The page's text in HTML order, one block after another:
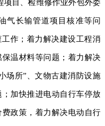
项目、检维修作业外包外委
气长输管道项目核准等问
作；着力解决建设工程消
温材料等问题；着力解决
场所”、文物古建消防设施
加快推进电动自行车停放
政策，着力解决电动自行